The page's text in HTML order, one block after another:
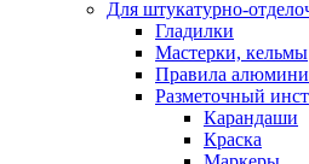
Для штукатурно-
Гладилки
Мастерки, кельмы
Правила
Разметочный
Карандаши
Краска